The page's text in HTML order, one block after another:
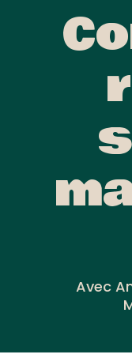
Avec